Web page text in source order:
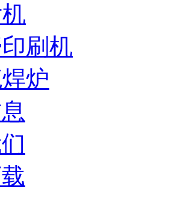
刷机
炉